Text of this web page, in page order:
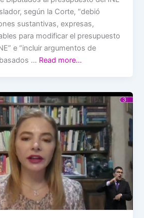
según la Corte, “debió
sustantivas, expresas,
para modificar el presupuesto
e “incluir argumentos de
… Read more…